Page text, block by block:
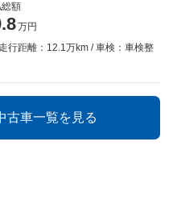
額
万円
走行距離：12.1万km
車検：車検整
古車一覧を見る